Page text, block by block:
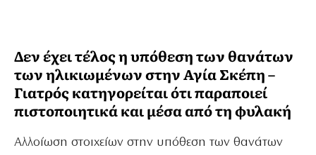
Δεν έχει τέλος η υπόθεση των θανάτων
των ηλικιωμένων στην Αγία Σκέπη –
Γιατρός κατηγορείται ότι παραποιεί
πιστοποιητικά και μέσα από τη φυλακή
Αλλοίωση στοιχείων στην υπόθεση των θανάτων